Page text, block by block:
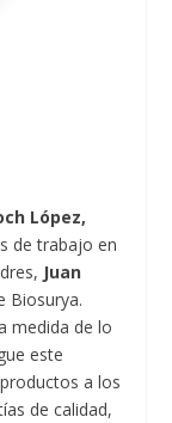
López,
de trabajo en
Juan
Biosurya.
medida de lo
este
a los
de calidad,